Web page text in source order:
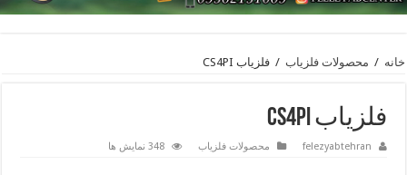
خانه / محصولات فلزیاب / فلزیاب CS4PI
فلزیاب CS4PI
felezyabtehran محصولات فلزیاب 348 نمایش ها